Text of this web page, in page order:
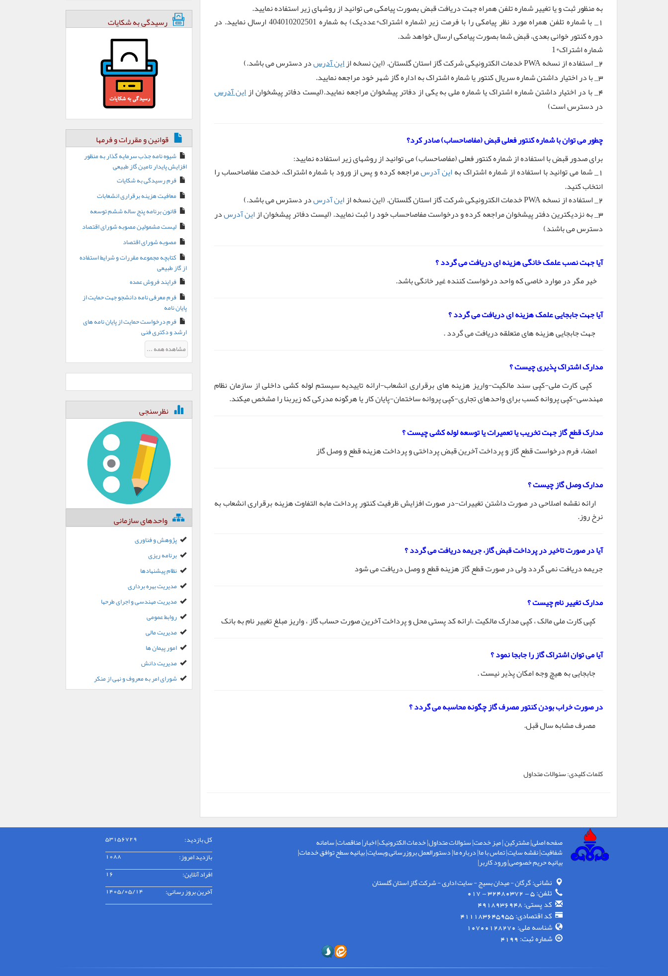
به منظور ثبت و یا تغییر شماره تلفن همراه جهت دریافت قبض بصورت پیامکی می توانید از روشهای زیر استفاده نمایید.
1
_ با شماره تلفن همراه مورد نظر پیامکی را با فرمت زیر (شماره اشتراک*عددیک) به شماره 404010202501 ارسال نمایید. در
دوره کنتور خوانی بعدی، قبض شما بصورت پیامکی ارسال خواهد شد.
شماره اشتراک*1
2_ استفاده از نسخه PWA خدمات الکترونیکی شرکت گاز استان گلستان. (این نسخه از این آدرسدر دسترس می باشد.)
3_ با در اختیار داشتن شماره سریال کنتور یا شماره اشتراک به اداره گاز شهر خود مراجعه نمایید.
4_ با در اختیار داشتن شماره اشتراک یا شماره ملی به یکی از دفاتر پیشخوان مراجعه نمایید.(لیست دفاتر پیشخوان ازاین آدرس
در دسترس است)
چطور می توان با شماره کنتور فعلی قبض (مفاصاحساب) صادر کرد؟
برای صدور قبض با استفاده از شماره کنتور فعلی (مفاصاحساب) می توانید از روشهای زیر استفاده نمایید:
1_ شما می توانید با استفاده از شماره اشتراک بهاین آدرسمراجعه کرده و پس از ورود با شماره اشتراک، خدمت مفاصاحساب را
انتخاب کنید.
2_ استفاده از نسخه PWA خدمات الکترونیکی شرکت گاز استان گلستان. (این نسخه از این آدرسدر دسترس می باشد.)
3_ به نزدیکترین دفتر پیشخوان مراجعه کرده و درخواست مفاصاحساب خود را ثبت نمایید. (لیست دفاتر پیشخوان ازاین آدرسدر
دسترس می باشند)
آیا جهت نصب علمک خانگی هزینه ای دریافت می گردد ؟
خیر مگر در موارد خاصی که واحد درخواست کننده غیر خانگی باشد.
آیا جهت جابجایی علمک هزینه ای دریافت می گردد ؟
جهت جابجایی هزینه های متعلقه دریافت می گردد .
مدارک اشتراک پذیری چیست ؟
کپی کارت ملی-کپی سند مالکیت-واریز هزینه های برقراری انشعاب-ارائه تاییدیه سیستم لوله کشی داخلی از سازمان نظام
مهندسی-کپی پروانه کسب برای واحدهای تجاری-کپی پروانه ساختمان-پایان کار یا هرگونه مدرکی که زیربنا را مشخص میکند.
مدارکقطع گاز جهت تخریب یا تعمیرات یا توسعه لوله کشی چیست ؟
امضاء فرم درخواست قطع گاز و پرداخت آخرین قبض پرداختی و پرداخت هزینه قطع و وصل گاز
مدارک وصل گاز چیست ؟
ارائه نقشه اصلاحی در صورت داشتن تغییرات-در صورت افزایش ظرفیت کنتور پرداخت مابه التفاوت هزینه برقراری انشعاب به
نرخ روز.
آیا در صورت تاخیر در پرداخت قبض گاز، جریمه دریافت می گردد ؟
جریمه دریافت نمی گردد ولی در صورت قطع گاز هزینه قطع و وصل دریافت می شود
مدارک تغییر نام چیست ؟
کپی کارت ملی مالک ، کپی مدارک مالکیت ،ارائه کد پستی محل و پرداخت آخرین صورت حساب گاز ، واریز مبلغ تغییر نام به بانک
آیا می توان اشتراک گاز را جابجا نمود ؟
جابجایی به هیچ وجه امکان پذیر نیست .
در صورت خراب بودن کنتور مصرف گاز چگونه محاسبه می گردد ؟
مصرف مشابه سال قبل.
کلمات کلیدی:سئوالات متداول
رسیدگی به شکایات
قوانین و مقررات و فرمها
شیوه نامه جذب سرمایه گذار به منظور
افزایش پایدار تامین گاز طبیعی
فرم رسیدگی به شکایات
معافیت هزینه برقراری انشعابات
قانون برنامه پنج ساله ششم توسعه
لیست مشمولین مصوبه شورای اقتصاد
مصوبه شورای اقتصاد
کتابچه مجموعه مقررات و شرایط استفاده
از گاز طبیعی
فرایند فروش عمده
فرم معرفی نامه دانشجو جهت حمایت از
پایان نامه
فرم درخواست حمایت از پایان نامه های
ارشد و دکتری فنی
مشاهده همه ...
واحدهای سازمانی
پژوهش و فناوری
برنامه ریزی
نظام پیشنهادها
مدیریت بهره برداری
مدیریت مهندسی و اجرای طرحها
روابط عمومی
مدیریت مالی
امور پیمان ها
مدیریت دانش
شورای امر به معروف و نهی از منکر
نظرسنجی
صفحه اصلی|مشترکین|میز خدمت|سئوالات متداول|خدمات الکترونیک|اخبار|مناقصات|سامانه
شفافیت|نقشه سایت|تماس با ما|درباره ما|دستورالعمل بروزرسانی وبسایت|بیانیه سطح توافق خدمات|
بیانیه حریم خصوصی|ورود کاربر|
نشانی:گرگان - ميدان بسيج - سايت اداری - شركت گاز استان گلستان
تلفن: 5 - 32480372 - 017
کد پستی: 4918936948
کد اقتصادی: 411183645955
شناسه ملی: 10700128270
شماره ثبت: 4199
کل بازدید: 53156729
بازدید امروز: 1088
افراد آنلاین: 16
آخرین بروز رسانی: 1405/05/14